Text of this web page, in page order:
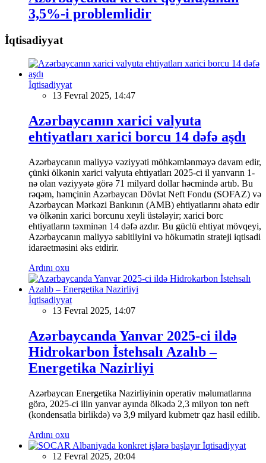
3,5%-i problemlidir
İqtisadiyyat
İqtisadiyyat
13 Fevral 2025, 14:47
Azərbaycanın xarici valyuta
ehtiyatları xarici borcu 14 dəfə aşdı
Azərbaycanın maliyyə vəziyyəti möhkəmlənməyə davam edir,
çünki ölkənin xarici valyuta ehtiyatları 2025-ci il yanvarın 1-
nə olan vəziyyətə görə 71 milyard dollar həcmində artıb. Bu
rəqəm, həmçinin Azərbaycan Dövlət Neft Fondu (SOFAZ) və
Azərbaycan Mərkəzi Bankının (AMB) ehtiyatlarını əhatə edir
və ölkənin xarici borcunu xeyli üstələyir; xarici borc
ehtiyatların təxminən 14 dəfə azdır. Bu güclü ehtiyat mövqeyi,
Azərbaycanın maliyyə sabitliyini və hökumətin strateji iqtisadi
idarəetməsini əks etdirir.
Ardını oxu
İqtisadiyyat
13 Fevral 2025, 14:07
Azərbaycanda Yanvar 2025-ci ildə
Hidrokarbon İstehsalı Azalıb –
Energetika Nazirliyi
Azərbaycan Energetika Nazirliyinin operativ məlumatlarına
görə, 2025-ci ilin yanvar ayında ölkədə 2,3 milyon ton neft
(kondensatla birlikdə) və 3,9 milyard kubmetr qaz hasil edilib.
Ardını oxu
İqtisadiyyat
12 Fevral 2025, 20:04